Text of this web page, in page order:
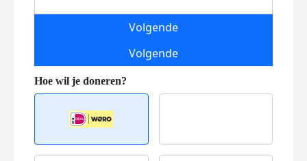
Volgende
Volgende